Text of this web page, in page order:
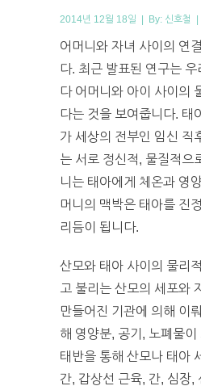
2014년 12월 18일 | By: 신호철 |
어머니와 자녀 사이의 연
다. 최근 발표된 연구는
다 어머니와 아이 사이의
다는 것을 보여줍니다. 태
가 세상의 전부인 임신 직
는 서로 정신적, 물질적으
니는 태아에게 체온과 영
머니의 맥박은 태아를 진
리듬이 됩니다.
산모와 태아 사이의 물리
고 불리는 산모의 세포와
만들어진 기관에 의해 이
해 영양분, 공기, 노폐물이
태반을 통해 산모나 태아
간, 갑상선 근육, 간, 심장,